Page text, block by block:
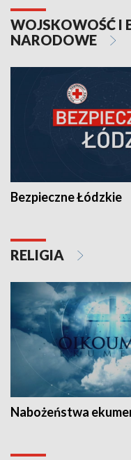
WOJSKOWOŚĆ I
NARODOWE
Bezpieczne Łódzkie
RELIGIA
Nabożeństwa